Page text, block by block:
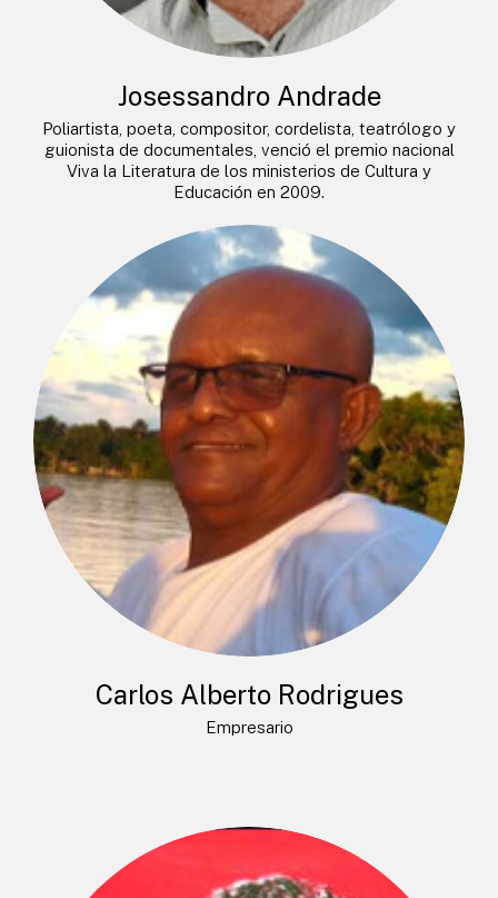
Josessandro Andrade
Poliartista, poeta, compositor, cordelista, teatrólogo y
guionista de documentales, venció el premio nacional
Viva la Literatura de los ministerios de Cultura y
Educación en 2009.
Carlos Alberto Rodrigues
Empresario